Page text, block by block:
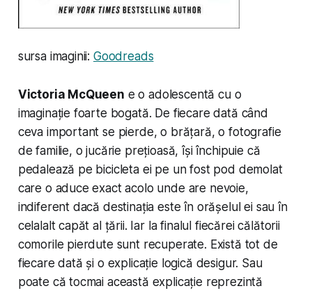
sursa imaginii: Goodreads
Victoria McQueen e o adolescentă cu o
imaginație foarte bogată. De fiecare dată când
ceva important se pierde, o brățară, o fotografie
de familie, o jucărie prețioasă, își închipuie că
pedalează pe bicicleta ei pe un fost pod demolat
care o aduce exact acolo unde are nevoie,
indiferent dacă destinația este în orășelul ei sau în
celalalt capăt al țării. Iar la finalul fiecărei călătorii
comorile pierdute sunt recuperate. Există tot de
fiecare dată și o explicație logică desigur. Sau
poate că tocmai această explicație reprezintă